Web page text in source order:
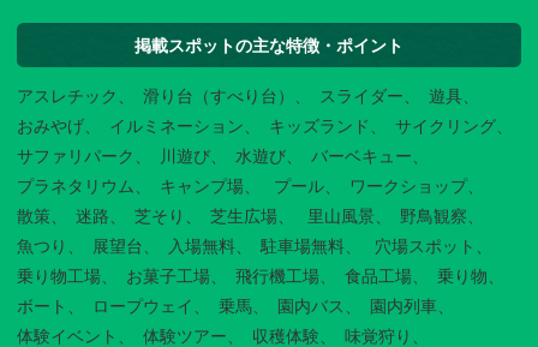
掲載スポットの主な特徴・ポイント
アスレチック 滑り台（すべり台） スライダー
遊具
おみやげ
イルミネーション キッズランド
サイクリング
サファリパーク
川遊び 水遊び
バーベキュー
プラネタリウム
キャンプ場 プール
ワークショップ
散策
迷路 芝そり 芝生広場 里山風景
野鳥観察
魚つり
展望台 入場無料 駐車場無料
穴場スポット
乗り物工場
お菓子工場 飛行機工場 食品工場
乗り物
ボート
ロープウェイ 乗馬 園内バス
園内列車
体験イベント
体験ツアー 収穫体験
味覚狩り